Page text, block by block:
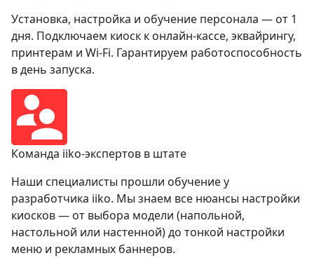
Установка, настройка и обучение персонала — от 1
дня. Подключаем киоск к онлайн-кассе, эквайрингу,
принтерам и Wi-Fi. Гарантируем работоспособность
в день запуска.
Команда iiko-экспертов в штате
Наши специалисты прошли обучение у
разработчика iiko. Мы знаем все нюансы настройки
киосков — от выбора модели (напольной,
настольной или настенной) до тонкой настройки
меню и рекламных баннеров.